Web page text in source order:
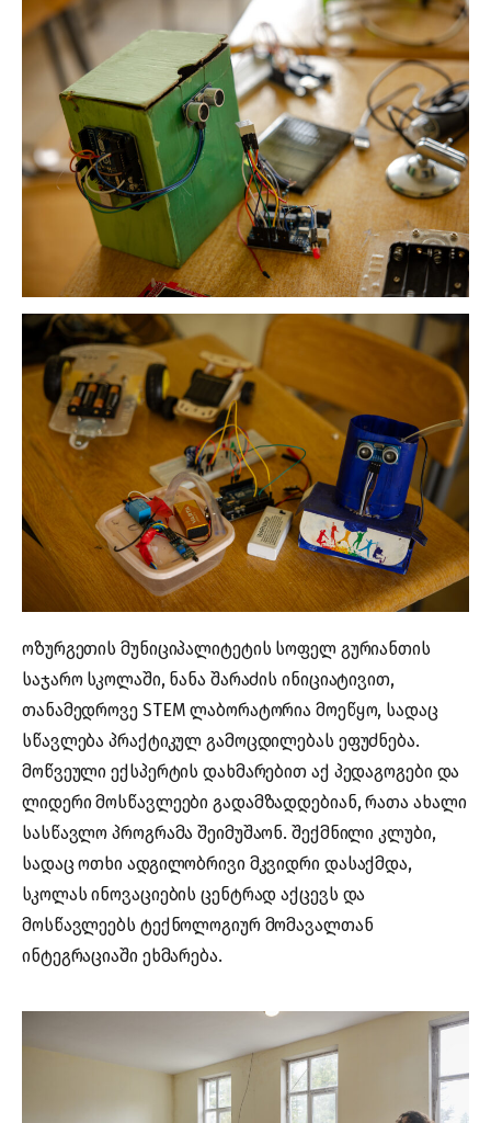
ოზურგეთის მუნიციპალიტეტის სოფელ გურიანთის
საჯარო სკოლაში, ნანა შარაძის ინიციატივით,
თანამედროვე STEM ლაბორატორია მოეწყო, სადაც
სწავლება პრაქტიკულ გამოცდილებას ეფუძნება.
მოწვეული ექსპერტის დახმარებით აქ პედაგოგები და
ლიდერი მოსწავლეები გადამზადდებიან, რათა ახალი
სასწავლო პროგრამა შეიმუშაონ. შექმნილი კლუბი,
სადაც ოთხი ადგილობრივი მკვიდრი დასაქმდა,
სკოლას ინოვაციების ცენტრად აქცევს და
მოსწავლეებს ტექნოლოგიურ მომავალთან
ინტეგრაციაში ეხმარება.